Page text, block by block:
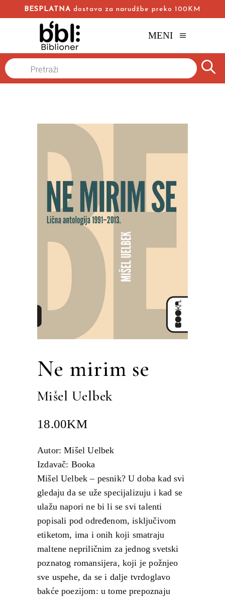
BESPLATNA dostava za narudžbe preko 100KM
MENI
Products
search
Ne mirim se
Mišel Uelbek
18.00KM
Autor: Mišel Uelbek
Izdavač: Booka
Mišel Uelbek – pesnik? U doba kad svi
gledaju da se uže specijalizuju i kad se
ulažu napori ne bi li se svi talenti
popisali pod određenom, isključivom
etiketom, ima i onih koji smatraju
maltene nepriličnim za jednog svetski
poznatog romansijera, koji je požnjeo
sve uspehe, da se i dalje tvrdoglavo
bakće poezijom: u tome prepoznaju